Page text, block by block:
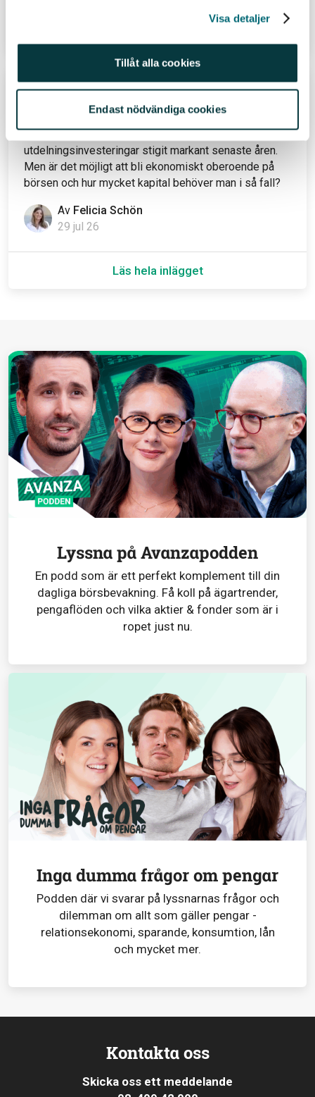
Visa detaljer
Tillåt alla cookies
Endast nödvändiga cookies
Av Felicia Schön
29 jul 26
Så kan du leva på aktieutdelningar
Att kunna leva på passiva inkomster är något många
drömmer om. Kanske är det därför intresset för
utdelningsinvesteringar stigit markant senaste åren.
Men är det möjligt att bli ekonomiskt oberoende på
börsen och hur mycket kapital behöver man i så fall?
Läs hela inlägget
Lyssna på Avanzapodden
En podd som är ett perfekt komplement till din
dagliga börsbevakning. Få koll på ägartrender,
pengaflöden och vilka aktier & fonder som är i
ropet just nu.
Inga dumma frågor om pengar
Podden där vi svarar på lyssnarnas frågor och
dilemman om allt som gäller pengar -
relationsekonomi, sparande, konsumtion, lån
och mycket mer.
Kontakta oss
Skicka oss ett meddelande